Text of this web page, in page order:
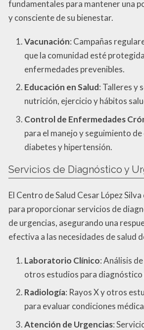
fundamentales para mantener una
y consciente de su bienestar.
Vacunación: Campañas
que la comunidad esté
enfermedades prevenibles.
Educación en Salud: Talleres y
nutrición, ejercicio y hábitos
Control de Enfermedades
para el manejo y seguimiento
diabetes y hipertensión.
Servicios de Diagnóstico y
El Centro de Salud Cesar López
para proporcionar servicios de
de urgencias, asegurando una
efectiva a las necesidades de salud
Laboratorio Clínico: Análisis
otros estudios para diagnóstico
Radiología: Rayos X y otros
para evaluar condiciones
Atención de Urgencias: